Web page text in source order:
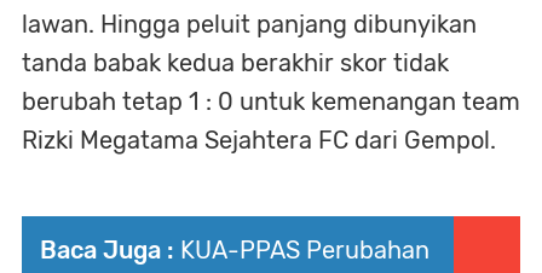
lawan. Hingga peluit panjang dibunyikan
tanda babak kedua berakhir skor tidak
berubah tetap 1 : 0 untuk kemenangan team
Rizki Megatama Sejahtera FC dari Gempol.
Baca Juga : KUA-PPAS Perubahan